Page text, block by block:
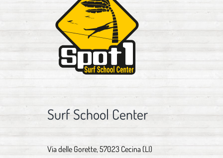
Surf School Center
Via delle Gorette, 57023 Cecina (LI)